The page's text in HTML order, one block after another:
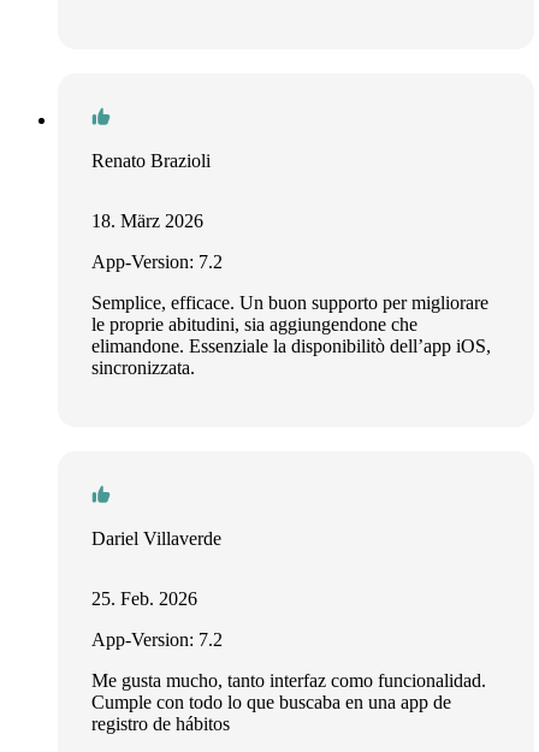
Renato Brazioli
18. März 2026
App-Version: 7.2
Semplice, efficace. Un buon supporto per migliorare
le proprie abitudini, sia aggiungendone che
elimandone. Essenziale la disponibilitò dell’app iOS,
sincronizzata.
Dariel Villaverde
25. Feb. 2026
App-Version: 7.2
Me gusta mucho, tanto interfaz como funcionalidad.
Cumple con todo lo que buscaba en una app de
registro de hábitos